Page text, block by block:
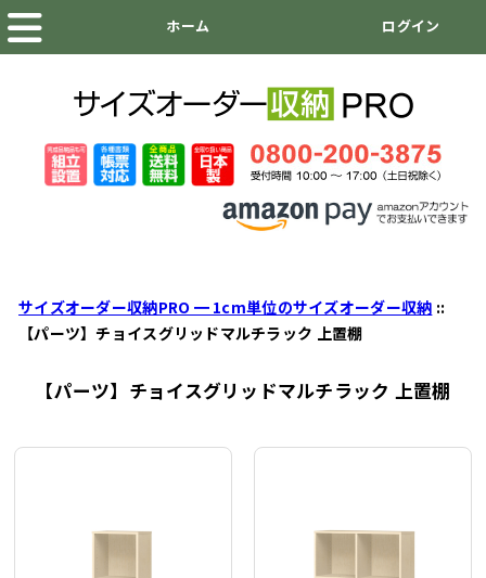
サイズオーダー収納PRO ━ 1cm単位のサイズオーダー収納 ::
【パーツ】チョイスグリッドマルチラック 上置棚
【パーツ】チョイスグリッドマルチラック 上置棚